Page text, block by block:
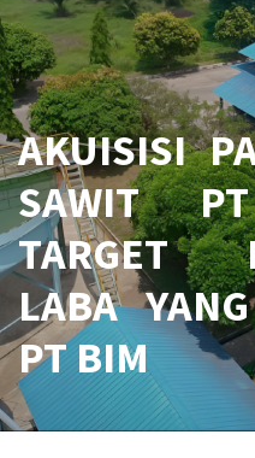
AKUISISI
SAWIT
TARGET
LABA
PT BIM